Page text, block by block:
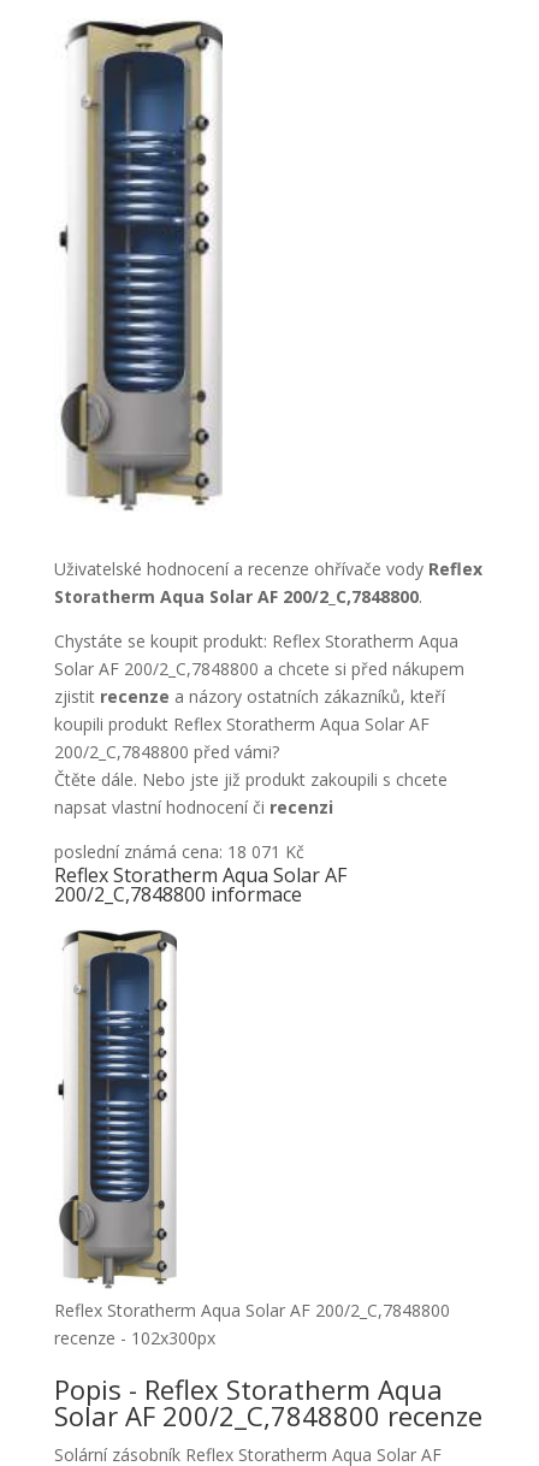
Uživatelské hodnocení a recenze ohřívače vody Reflex
Storatherm Aqua Solar AF 200/2_C,7848800.
Chystáte se koupit produkt: Reflex Storatherm Aqua
Solar AF 200/2_C,7848800 a chcete si před nákupem
zjistit recenze a názory ostatních zákazníků, kteří
koupili produkt Reflex Storatherm Aqua Solar AF
200/2_C,7848800 před vámi?
Čtěte dále. Nebo jste již produkt zakoupili s chcete
napsat vlastní hodnocení či recenzi
poslední známá cena: 18 071 Kč
Reflex Storatherm Aqua Solar AF
200/2_C,7848800 informace
Reflex Storatherm Aqua Solar AF 200/2_C,7848800
recenze - 102x300px
Popis - Reflex Storatherm Aqua
Solar AF 200/2_C,7848800 recenze
Solární zásobník Reflex Storatherm Aqua Solar AF